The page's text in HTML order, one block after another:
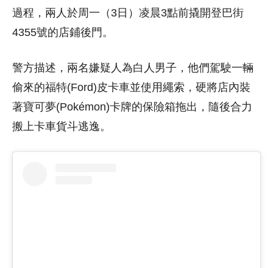
過程，兩人於周一（3日）凌晨3點前撬開登巴街
4355號的店鋪後門。
警方描述，兩名嫌疑人為白人男子，他們駕駛一輛
偷來的福特(Ford)皮卡車並使用繩索，硬將店內裝
著寶可夢(Pokémon)卡牌的保險箱拖出，隨後合力
搬上卡車貨斗逃逸。